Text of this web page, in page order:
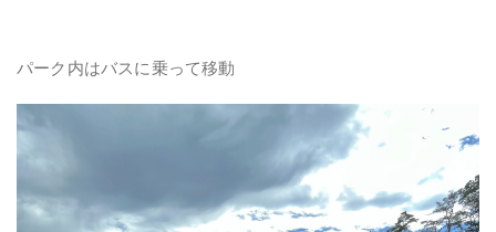
パーク内はバスに乗って移動